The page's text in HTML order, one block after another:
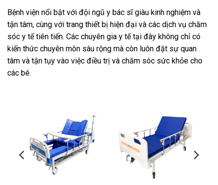
Bệnh viện nổi bật với đội ngũ y bác sĩ giàu kinh nghiệm và
tận tâm, cùng với trang thiết bị hiện đại và các dịch vụ chăm
sóc y tế tiên tiến. Các chuyên gia y tế tại đây không chỉ có
kiến thức chuyên môn sâu rộng mà còn luôn đặt sự quan
tâm và tận tụy vào việc điều trị và chăm sóc sức khỏe cho
các bé.